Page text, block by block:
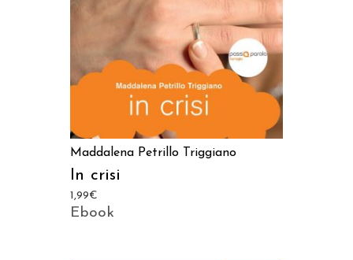
Maddalena Petrillo Triggiano
In crisi
1,99€
Ebook